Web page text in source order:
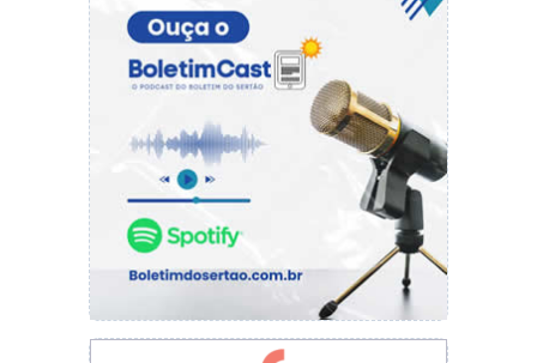
CPF, Cartão do SUS, Cartão de vacinação.
Local: CEMPI das 08h às 12h
OBS:
Intervalo mínimo de três meses após a
última dose da vacina contra a Covid-19;
VACINA COVID-19 MONOVALENTE (XBB)
26/06Gestantes e Puérperas, Trabalhadores